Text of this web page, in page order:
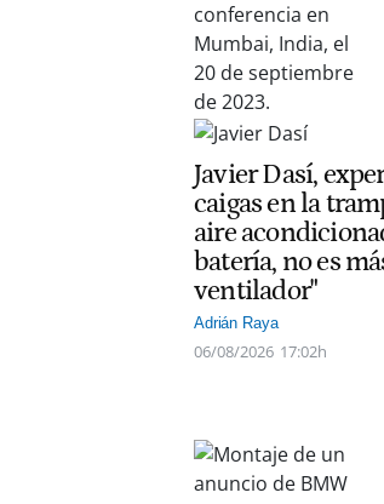
Javier Dasí,
caigas en la
aire
batería, no es
ventilador"
Adrián Raya
06/08/2026 17:02h